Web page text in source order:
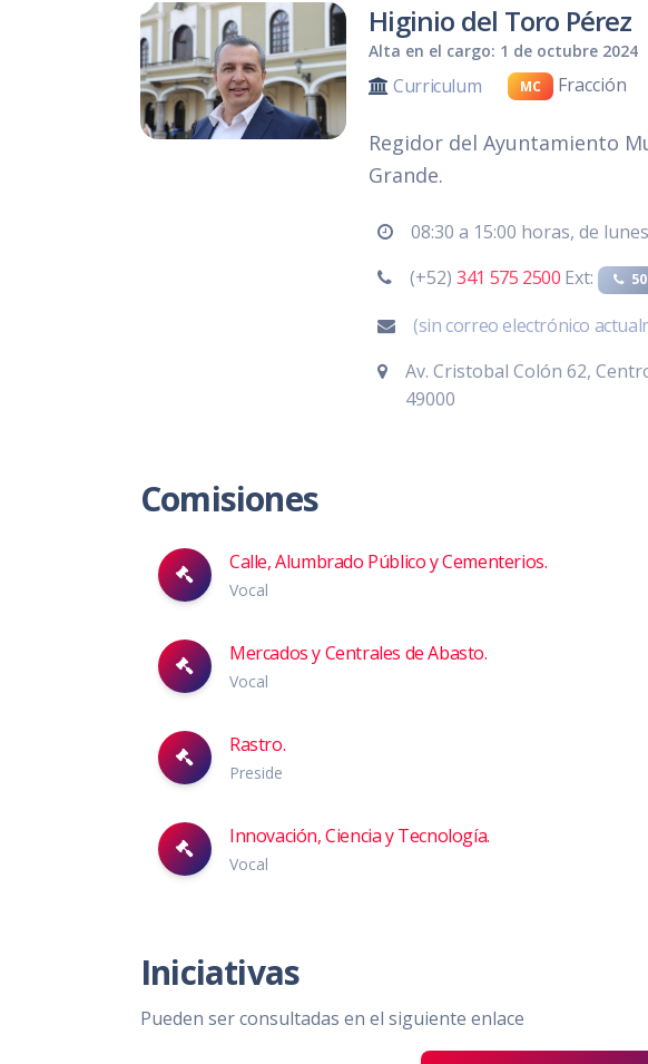
Higinio del Toro Pérez
Alta en el cargo: 1 de octubre 2024
Curriculum MC Fracción
Regidor del Ayuntamiento
Grande.
08:30 a 15:00 horas, de
(+52)341 575 2500 Ext:
(sin correo electrónico
Av. Cristobal Colón 62,
49000
Comisiones
Calle, Alumbrado Público y Cementerios.
Vocal
Mercados y Centrales de Abasto.
Vocal
Rastro.
Preside
Innovación, Ciencia y Tecnología.
Vocal
Iniciativas
Pueden ser consultadas en el siguiente enlace